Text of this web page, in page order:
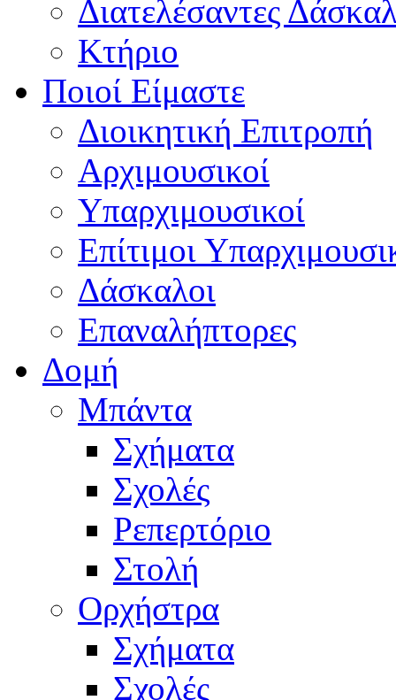
Διατελέσαντες
Κτήριο
Ποιοί Είμαστε
Διοικητική Επιτροπή
Aρχιμουσικοί
Υπαρχιμουσικοί
Επίτιμοι
Δάσκαλοι
Επαναλήπτορες
Δομή
Μπάντα
Σχήματα
Σχολές
Ρεπερτόριο
Στολή
Ορχήστρα
Σχήματα
Σχολές